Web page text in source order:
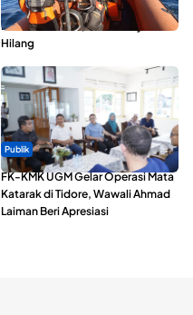
Dua Longboat Bertabrakan di
Perairan Taliabu, Satu Nelayan
Hilang
Publik
FK-KMK UGM Gelar Operasi Mata
Katarak di Tidore, Wawali Ahmad
Laiman Beri Apresiasi